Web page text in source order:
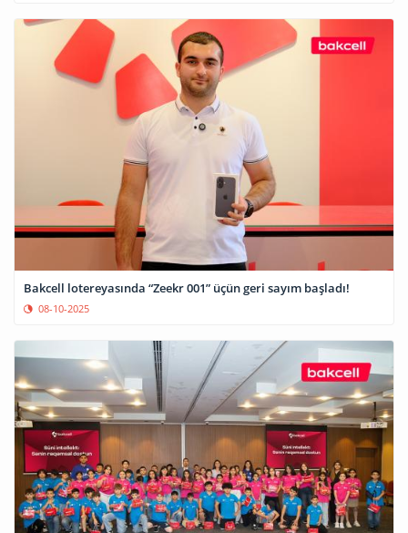
Bakcell lotereyasında “Zeekr 001” üçün geri sayım başladı!
08-10-2025